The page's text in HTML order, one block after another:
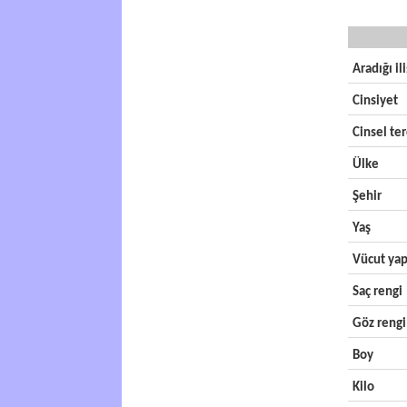
Aradığı
Cinsiyet
Cinsel
Ülke
Şehir
Yaş
Vücut
Saç rengi
Göz rengi
Boy
Kilo